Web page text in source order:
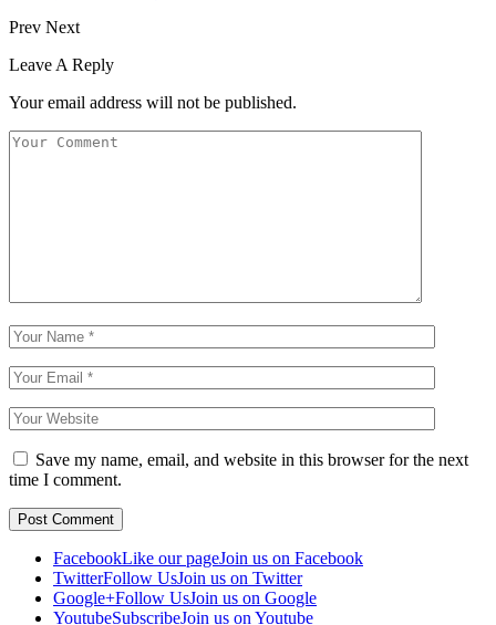
Prev Next
Leave A Reply
Your email address will not be published.
Save my name, email, and website in this browser for the next
time I comment.
FacebookLike our pageJoin us on Facebook
TwitterFollow UsJoin us on Twitter
Google+Follow UsJoin us on Google
YoutubeSubscribeJoin us on Youtube